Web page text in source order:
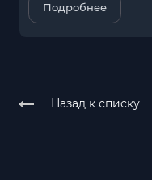
Подробнее
Назад к списку